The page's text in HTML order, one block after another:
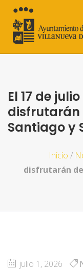
El 17 de
disfrutarán
Santiago y
Inicio /
disfrutarán
julio 1, 2026